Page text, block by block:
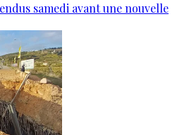
samedi avant une nouvelle